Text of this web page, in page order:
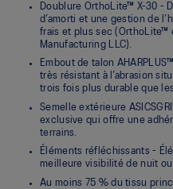
Doublure OrthoLite™ X-30 -
d’amorti et une gestion de
frais et plus sec (OrthoLite™
Manufacturing LLC).
Embout de talon
très résistant à l’abrasion
trois fois plus durable que
Semelle extérieure
exclusive qui offre une
terrains.
Éléments réfléchissants -
meilleure visibilité de nuit
Au moins 75 % du tissu